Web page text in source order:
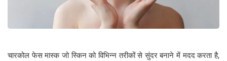
चारकोल फेस मास्क जो स्किन को विभिन्न तरीकों से सुंदर बनाने में मदद करता है,